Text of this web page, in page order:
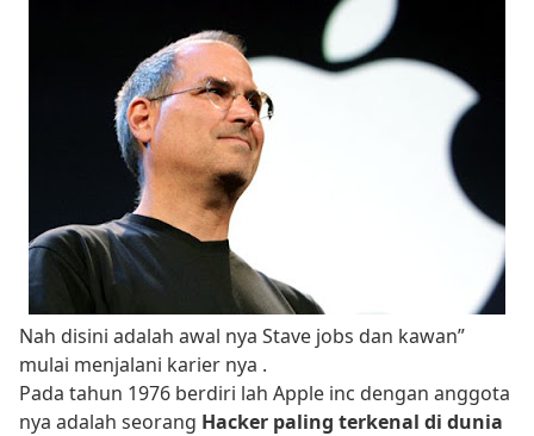
Nah disini adalah awal nya Stave jobs dan kawan”
mulai menjalani karier nya .
Pada tahun 1976 berdiri lah Apple inc dengan anggota
nya adalah seorang Hacker paling terkenal di dunia